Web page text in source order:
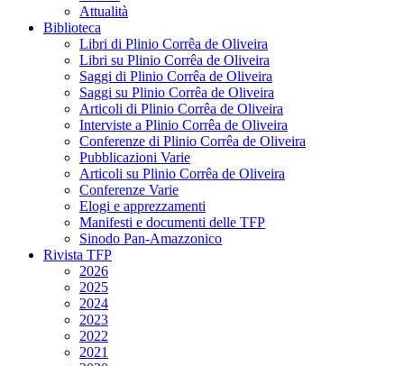
Attualità
Biblioteca
Libri di Plinio Corrêa de Oliveira
Libri su Plinio Corrêa de Oliveira
Saggi di Plinio Corrêa de Oliveira
Saggi su Plinio Corrêa de Oliveira
Articoli di Plinio Corrêa de Oliveira
Interviste a Plinio Corrêa de Oliveira
Conferenze di Plinio Corrêa de Oliveira
Pubblicazioni Varie
Articoli su Plinio Corrêa de Oliveira
Conferenze Varie
Elogi e apprezzamenti
Manifesti e documenti delle TFP
Sinodo Pan-Amazzonico
Rivista TFP
2026
2025
2024
2023
2022
2021